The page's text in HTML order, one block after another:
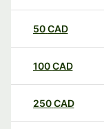
50CAD
100CAD
250CAD